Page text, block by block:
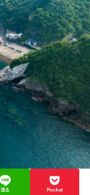
送る Pocket